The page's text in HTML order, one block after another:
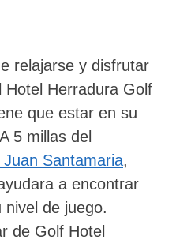
relajarse y disfrutar
Hotel Herradura Golf
que estar en su
5 millas del
Santamaria,
a encontrar
de juego.
de Golf Hotel